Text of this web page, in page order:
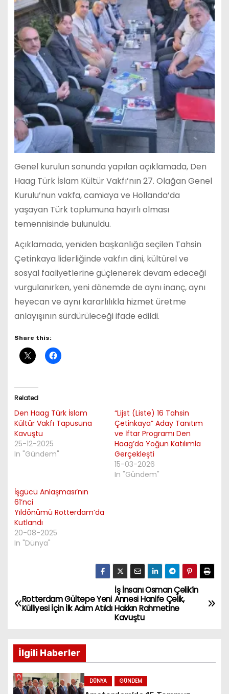
Genel kurulun sonunda yapılan açıklamada, Den
Haag Türk İslam Kültür Vakfı’nın 27. Olağan Genel
Kurulu’nun vakfa, camiaya ve Hollanda’da
yaşayan Türk toplumuna hayırlı olması
temennisinde bulunuldu.
Açıklamada, yeniden başkanlığa seçilen Tahsin
Çetinkaya liderliğinde vakfın dini, kültürel ve
sosyal faaliyetlerine güçlenerek devam edeceği
vurgulanırken, yeni dönemde de aynı inanç, aynı
heyecan ve aynı kararlılıkla hizmet üretme
anlayışının sürdürüleceği ifade edildi.
Share this:
Related
Den Haag Türk İslam
Kültür Vakfı Tapusuna
Kavuştu
25-12-2025
In "Gündem"
“Lijst (Liste) 16 Tahsin
Çetinkaya” Aday Tanıtım
ve İftar Programı Den
Haag’da Yoğun Katılımla
Gerçekleşti
15-03-2026
In "Gündem"
İşgücü Anlaşması’nın
61’nci
Yıldönümü Rotterdam’da
Kutlandı
20-08-2025
In "Dünya"
P
o
t
n
İş İnsanı Osman Çelik’in
Annesi Hanife Çelik,
Hakkın Rahmetine
Kavuştu
Rotterdam Gültepe Yeni
Külliyesi İçin İlk Adım Atıldı
İlgili Haberler
DÜNYA GÜNDEM